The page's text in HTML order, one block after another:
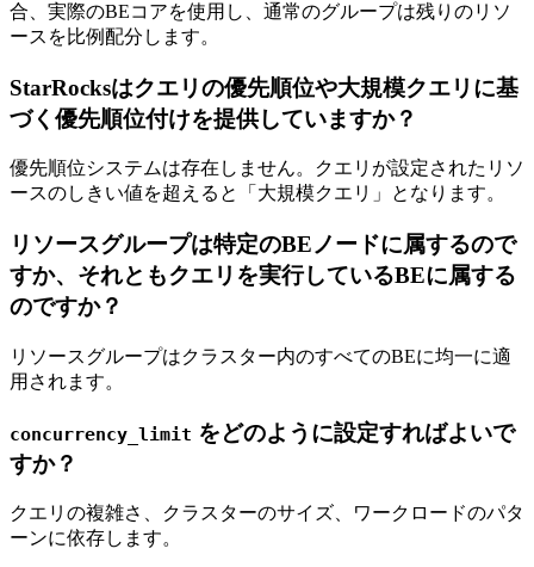
合、実際のBEコアを使用し、通常のグループは残りのリソ
ースを比例配分します。
StarRocksはクエリの優先順位や大規模クエリに基
づく優先順位付けを提供していますか？
優先順位システムは存在しません。クエリが設定されたリソ
ースのしきい値を超えると「大規模クエリ」となります。
リソースグループは特定のBEノードに属するので
すか、それともクエリを実行しているBEに属する
のですか？
リソースグループはクラスター内のすべてのBEに均一に適
用されます。
concurrency_limit をどのように設定すればよいで
すか？
クエリの複雑さ、クラスターのサイズ、ワークロードのパタ
ーンに依存します。